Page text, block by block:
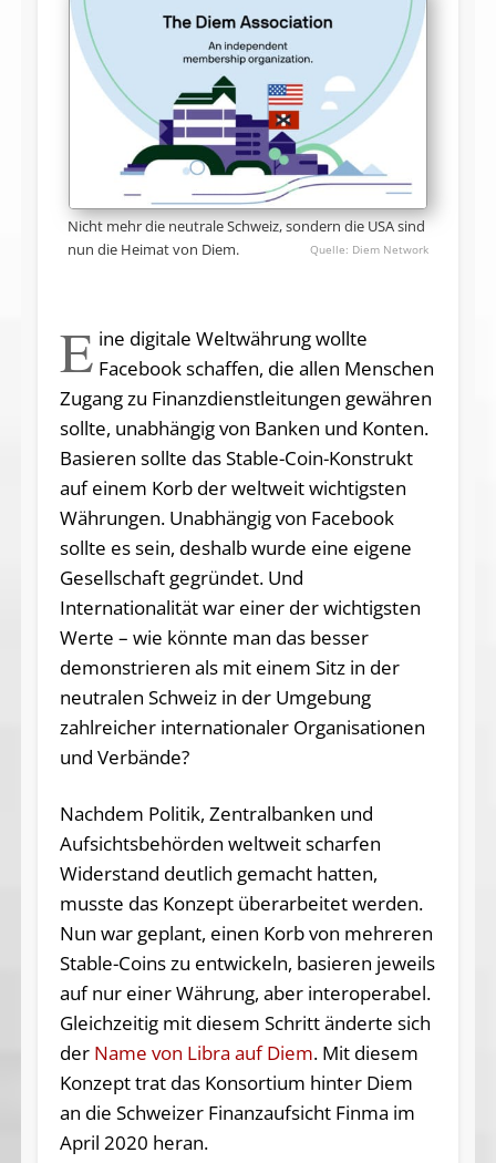
Nicht mehr die neutrale Schweiz, sondern die USA sind
nun die Heimat von Diem.
Diem Network
E ine digitale Weltwährung wollte
Facebook schaffen, die allen Menschen
Zugang zu Finanzdienstleitungen gewähren
sollte, unabhängig von Banken und Konten.
Basieren sollte das Stable-Coin-Konstrukt
auf einem Korb der weltweit wichtigsten
Währungen. Unabhängig von Facebook
sollte es sein, deshalb wurde eine eigene
Gesellschaft gegründet. Und
Internationalität war einer der wichtigsten
Werte – wie könnte man das besser
demonstrieren als mit einem Sitz in der
neutralen Schweiz in der Umgebung
zahlreicher internationaler Organisationen
und Verbände?
Nachdem Politik, Zentralbanken und
Aufsichtsbehörden weltweit scharfen
Widerstand deutlich gemacht hatten,
musste das Konzept überarbeitet werden.
Nun war geplant, einen Korb von mehreren
Stable-Coins zu entwickeln, basieren jeweils
auf nur einer Währung, aber interoperabel.
Gleichzeitig mit diesem Schritt änderte sich
der Name von Libra auf Diem. Mit diesem
Konzept trat das Konsortium hinter Diem
an die Schweizer Finanzaufsicht Finma im
April 2020 heran.